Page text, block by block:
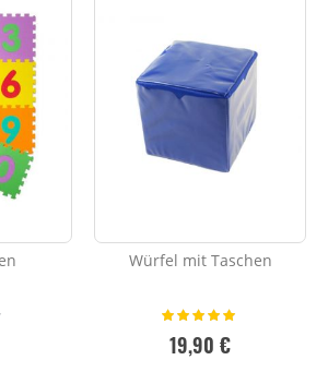
Würfel mit Taschen
Bewertung:
19,90 €